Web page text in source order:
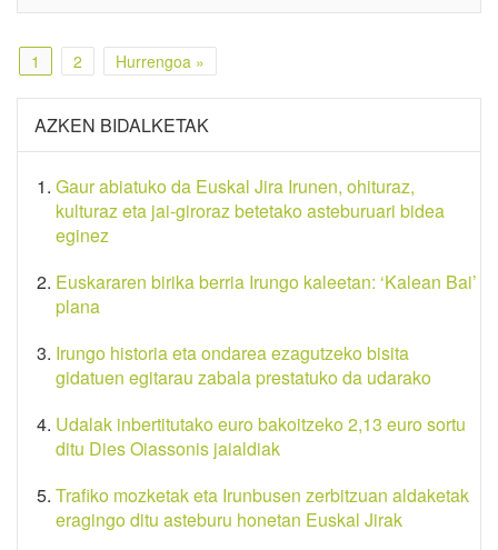
1 2 Hurrengoa »
AZKEN BIDALKETAK
Gaur abiatuko da Euskal Jira Irunen, ohituraz,
kulturaz eta jai-giroraz betetako asteburuari bidea
eginez
Euskararen birika berria Irungo kaleetan: ‘Kalean Bai’
plana
Irungo historia eta ondarea ezagutzeko bisita
gidatuen egitarau zabala prestatuko da udarako
Udalak inbertitutako euro bakoitzeko 2,13 euro sortu
ditu Dies Oiassonis jaialdiak
Trafiko mozketak eta Irunbusen zerbitzuan aldaketak
eragingo ditu asteburu honetan Euskal Jirak